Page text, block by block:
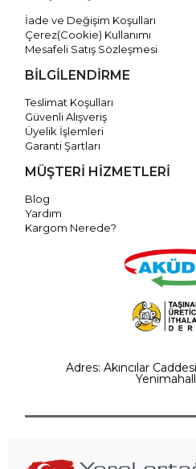
İade ve Değişim Koşulları
Çerez(Cookie) Kullanımı
Mesafeli Satış Sözleşmesi
BİLGİLENDİRME
Teslimat Koşulları
Güvenli Alışveriş
Üyelik İşlemleri
Garanti Şartları
MÜŞTERİ HİZMETLERİ
Blog
Yardım
Kargom Nerede?
Adres: Akıncılar